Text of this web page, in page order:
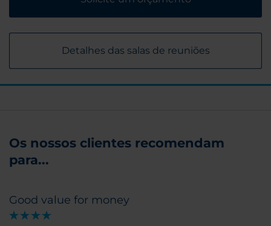
Detalhes das salas de reuniões
Os nossos clientes recomendam
para...
Good value for money